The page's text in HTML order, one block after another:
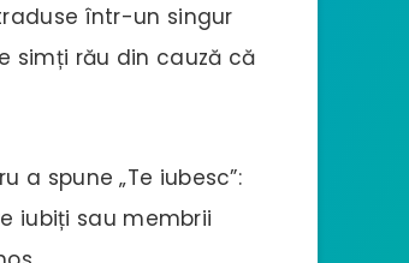
într-un singur
simți rău din cauză că
a spune „Te iubesc”:
iubiți sau membrii